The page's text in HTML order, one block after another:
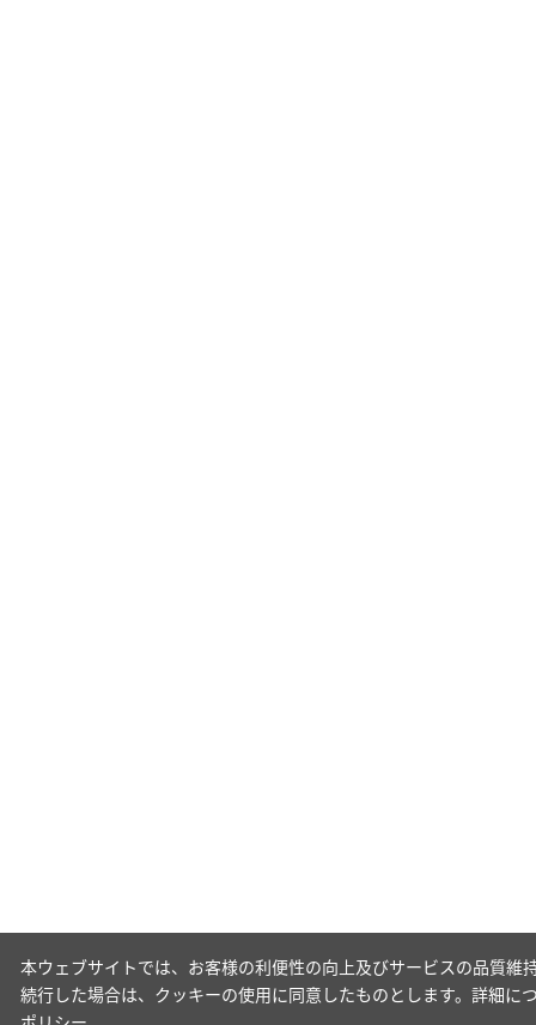
本ウェブサイトでは、お客様の利便性の向上及びサービスの品質
続行した場合は、クッキーの使用に同意したものとします。詳細